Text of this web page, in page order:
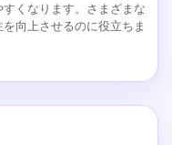
くなります。さまざまな
向上させるのに役立ちま